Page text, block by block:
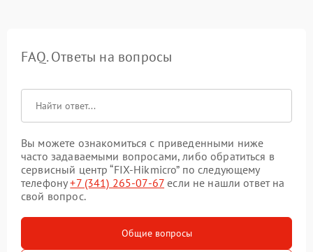
FAQ. Ответы на вопросы
Вы можете ознакомиться с приведенными ниже
часто задаваемыми вопросами, либо обратиться в
сервисный центр “FIX-Hikmicro” по следующему
телефону+7 (341) 265-07-67 если не нашли ответ на
свой вопрос.
Общие вопросы